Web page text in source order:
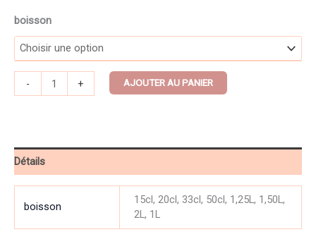
boisson
- + AJOUTER AU PANIER
Détails
boisson
15cl, 20cl, 33cl, 50cl, 1,25L, 1,50L,
2L, 1L